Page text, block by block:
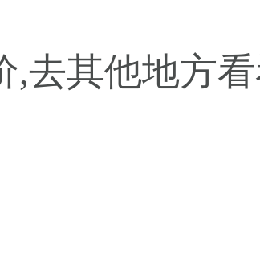
,去其他地方